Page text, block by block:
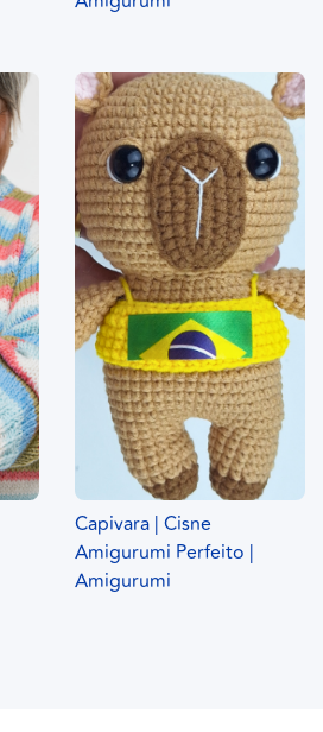
Capivara | Cisne
Amigurumi Perfeito |
Amigurumi